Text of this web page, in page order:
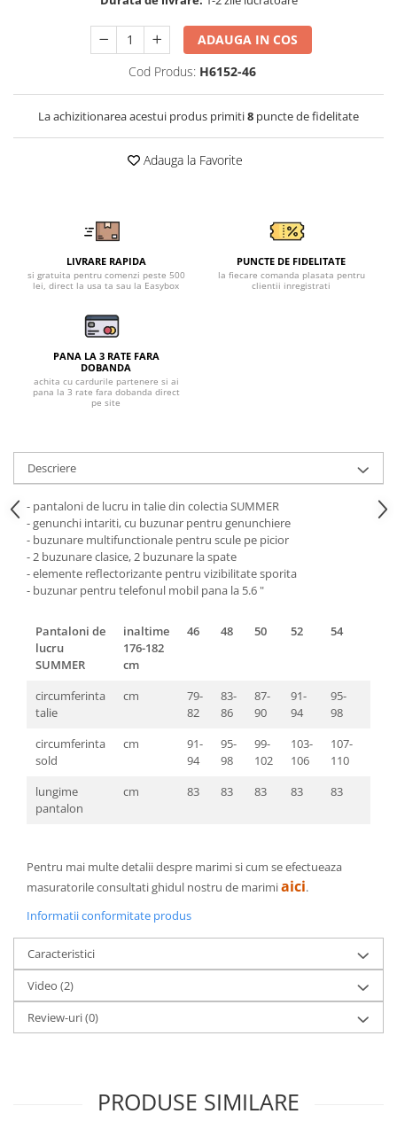
Veste de lucru
Combinezoane de lucru
impermeabile
Costume de ploaie impermeabile
Jachete / Bluze salopeta
Pantaloni impermeabili
Industria alimentara
Manecute
Pantaloni de lucru
Pantaloni de lucru in talie
Pentru sudura
Jachete pentru sudura
Pantaloni de protectie
Pantaloni de lucru cu pieptar
Veste de lucru
Pentru femei
Bluze pentru femei
Fleece-uri
Halate
Pantaloni de lucru cu pieptar
Pantaloni de lucru in talie
Veste de lucru
ADAUGA IN COS
Cod Produs: H6152-46
La achizitionarea acestui produs primiti8 puncte de fidelitate
Adauga la Favorite
LIVRARE RAPIDA
si gratuita pentru comenzi peste 500
lei, direct la usa ta sau la Easybox
PUNCTE DE FIDELITATE
la fiecare comanda plasata pentru
clientii inregistrati
PANA LA 3 RATE FARA
DOBANDA
achita cu cardurile partenere si ai
pana la 3 rate fara dobanda direct
pe site
Descriere
- pantaloni de lucru in talie din colectia SUMMER
- genunchi intariti, cu buzunar pentru genunchiere
- buzunare multifunctionale pentru scule pe picior
- 2 buzunare clasice, 2 buzunare la spate
- elemente reflectorizante pentru vizibilitate sporita
- buzunar pentru telefonul mobil pana la 5.6 "
Pantaloni de
lucru
SUMMER
inaltime
176-182
cm
46 48 50 52 54
circumferinta
talie
cm
79-
82
83-
86
87-
90
91-
94
95-
98
circumferinta
sold
cm
91-
94
95-
98
99-
102
103-
106
107-
110
lungime
pantalon
cm 83 83 83 83 83
Pentru mai multe detalii despre marimi si cum se efectueaza
masuratorile consultati ghidul nostru de marimiaici.
Informatii conformitate produs
Caracteristici
Video (2)
Review-uri(0)
PRODUSE SIMILARE